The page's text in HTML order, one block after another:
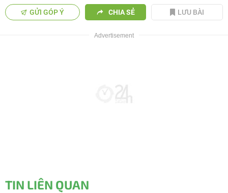
GỬI GÓP Ý CHIA SẺ LƯU BÀI
TIN LIÊN QUAN